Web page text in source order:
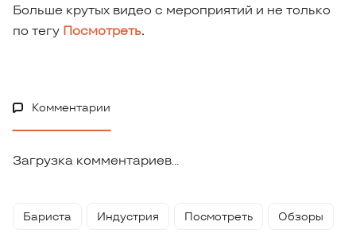
Больше крутых видео с мероприятий и не только
по тегу Посмотреть.
Комментарии
Загрузка комментариев...
Бариста Индустрия Посмотреть Обзоры